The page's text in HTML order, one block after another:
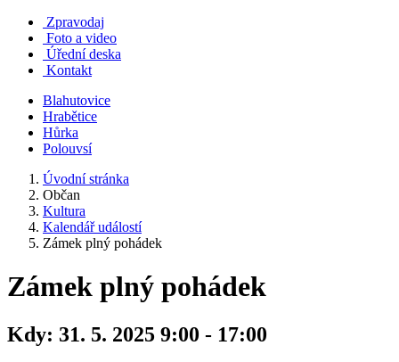
Zpravodaj
Foto a video
Úřední deska
Kontakt
Blahutovice
Hrabětice
Hůrka
Polouvsí
Úvodní stránka
Občan
Kultura
Kalendář událostí
Zámek plný pohádek
Zámek plný pohádek
Kdy: 31. 5. 2025 9:00 - 17:00